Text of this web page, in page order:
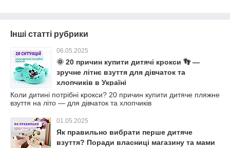
Інші статті рубрики
06.05.2025
🌞 20 причин купити дитячі крокси 👣 —
зручне літнє взуття для дівчаток та
хлопчиків в Україні
Коли дитині потрібні крокси? 20 причин купити дитяче пляжне
взуття на літо — для дівчаток та хлопчиків
01.05.2025
Як правильно вибрати перше дитяче
взуття? Поради власниці магазину та мами